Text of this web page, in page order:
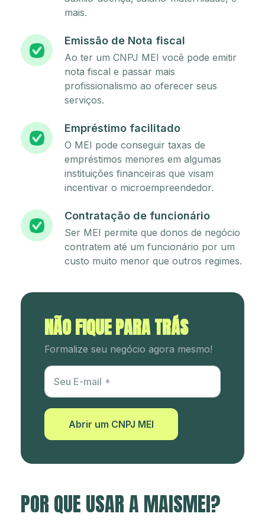
mais.
Emissão de Nota fiscal
Ao ter um CNPJ MEI você pode emitir
nota fiscal e passar mais
profissionalismo ao oferecer seus
serviços.
Empréstimo facilitado
O MEI pode conseguir taxas de
empréstimos menores em algumas
instituições financeiras que visam
incentivar o microempreendedor.
Contratação de funcionário
Ser MEI permite que donos de negócio
contratem até um funcionário por um
custo muito menor que outros regimes.
NÃO FIQUE PARA TRÁS
Formalize seu negócio agora mesmo!
Utm Content
Seu E-mail
Abrir um CNPJ MEI
POR QUE USAR A MAISMEI?